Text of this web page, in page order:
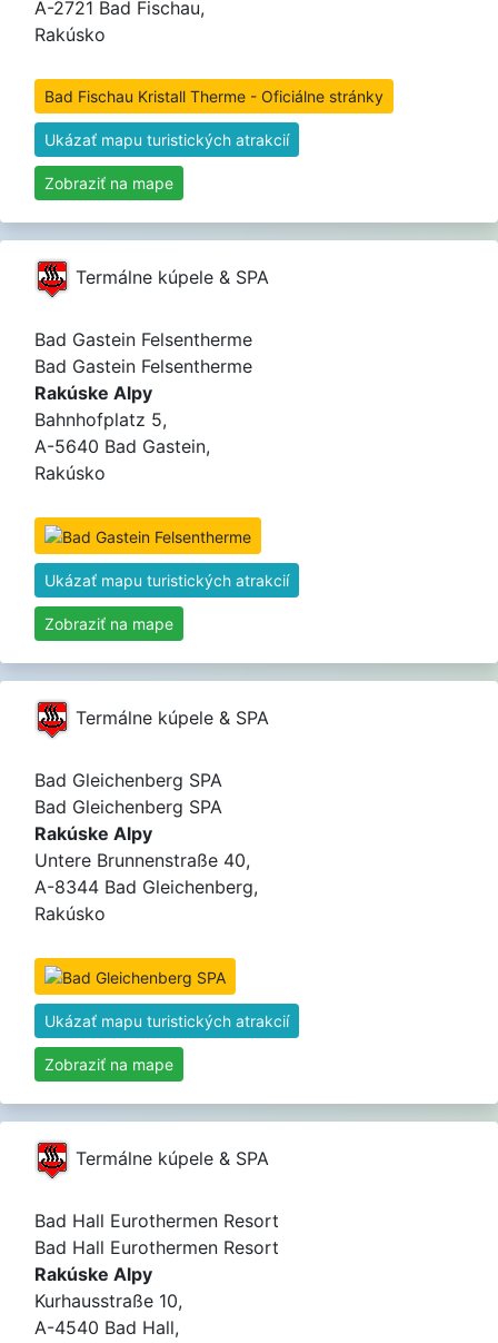
A-2721 Bad Fischau,
Rakúsko
Bad Fischau Kristall Therme - Oficiálne stránky
Ukázať mapu turistických atrakcií
Zobraziť na mape
Termálne kúpele & SPA
Bad Gastein Felsentherme
Bad Gastein Felsentherme
Rakúske Alpy
Bahnhofplatz 5,
A-5640 Bad Gastein,
Rakúsko
Ukázať mapu turistických atrakcií
Zobraziť na mape
Termálne kúpele & SPA
Bad Gleichenberg SPA
Bad Gleichenberg SPA
Rakúske Alpy
Untere Brunnenstraße 40,
A-8344 Bad Gleichenberg,
Rakúsko
Ukázať mapu turistických atrakcií
Zobraziť na mape
Termálne kúpele & SPA
Bad Hall Eurothermen Resort
Bad Hall Eurothermen Resort
Rakúske Alpy
Kurhausstraße 10,
A-4540 Bad Hall,